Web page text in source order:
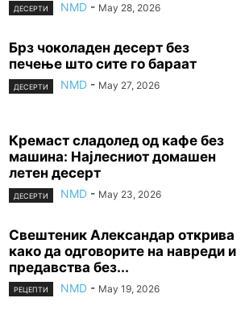
ДЕСЕРТИ NMD - May 28, 2026
Брз чоколаден десерт без
печење што сите го бараат
ДЕСЕРТИ NMD - May 27, 2026
Кремаст сладолед од кафе без
машина: Најлесниот домашен
летен десерт
ДЕСЕРТИ NMD - May 23, 2026
Свештеник Александар открива
како да одговорите на навреди и
предавства без...
РЕЦЕПТИ NMD - May 19, 2026